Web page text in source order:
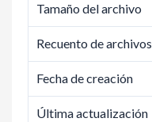
Tamaño del archivo
Recuento de archivos
Fecha de creación
Última actualización